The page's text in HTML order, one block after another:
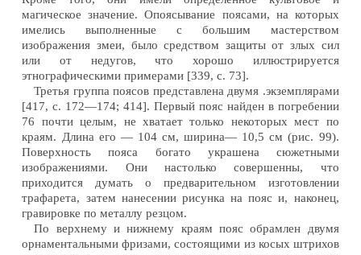
магическое значение. Опоясывание поясами, на которых
имелись выполненные с большим мастерством
изображения змеи, было средством защиты от злых сил
или от недугов, что хорошо иллюстрируется
этнографическими примерами [339, с. 73].
Третья группа поясов представлена двумя .экземплярами
[417, с. 172—174; 414]. Первый пояс найден в погребении
76 почти целым, не хватает только некоторых мест по
краям. Длина его — 104 см, ширина— 10,5 см (рис. 99).
Поверхность пояса богато украшена сюжетными
изображениями. Они настолько совершенны, что
приходится думать о предварительном изготовлении
трафарета, затем нанесении рисунка на пояс и, наконец,
гравировке по металлу резцом.
По верхнему и нижнему краям пояс обрамлен двумя
орнаментальными фризами, состоящими из косых штрихов